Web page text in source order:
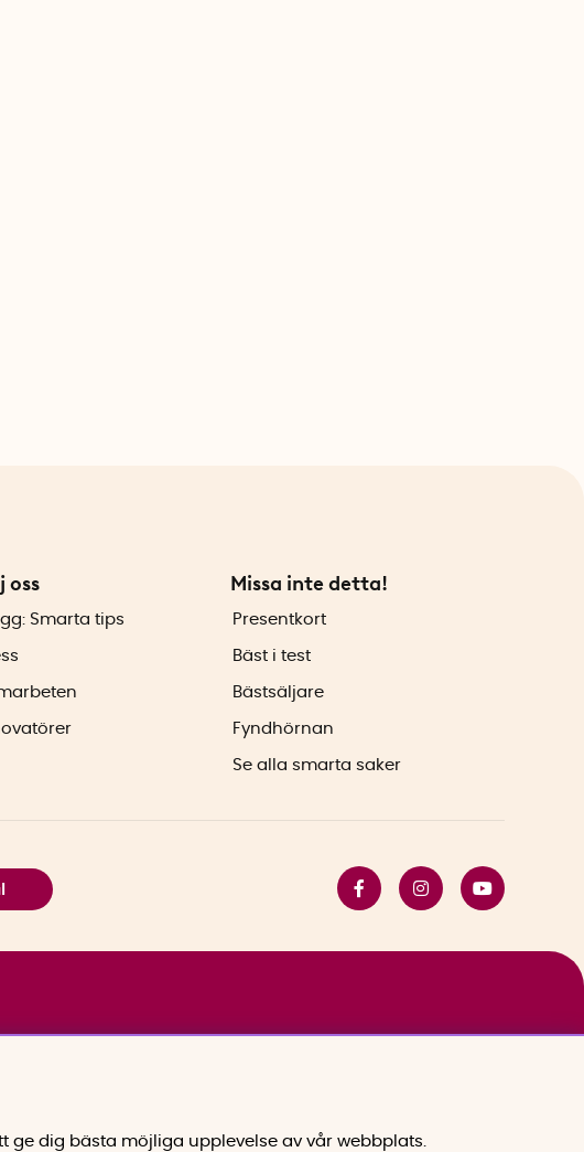
oss
Smarta tips
Missa inte detta!
Presentkort
Bäst i test
Bästsäljare
Fyndhörnan
Se alla smarta saker
dig bästa möjliga upplevelse av vår webbplats.